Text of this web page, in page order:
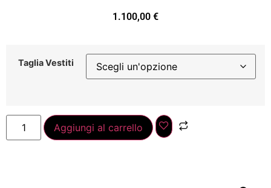
1.100,00 €
Taglia Vestiti
Aggiungi al carrello